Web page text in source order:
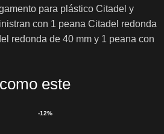
para plástico Citadel y
con 1 peana Citadel redonda
redonda de 40 mm y 1 peana con
este
-12%